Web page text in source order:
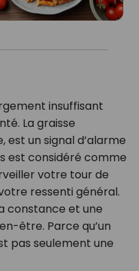
insuffisant
La graisse
est un signal d’alarme
est considéré comme
votre tour de
ressenti général.
constance et une
être. Parce qu’un
pas seulement une